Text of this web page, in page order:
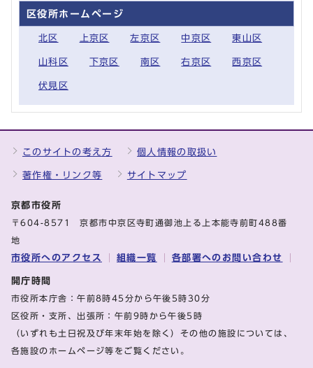
区役所ホームページ
北区 上京区 左京区 中京区 東山区
山科区 下京区 南区 右京区 西京区
伏見区
このサイトの考え方 個人情報の取扱い
著作権・リンク等 サイトマップ
京都市役所
〒604-8571 京都市中京区寺町通御池上る上本能寺前町488番
地
市役所へのアクセス 組織一覧 各部署へのお問い合わせ
開庁時間
市役所本庁舎：午前8時45分から午後5時30分
区役所・支所、出張所：午前9時から午後5時
（いずれも土日祝及び年末年始を除く）その他の施設については、
各施設のホームページ等をご覧ください。